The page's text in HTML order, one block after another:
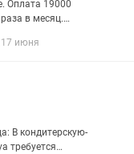
в месяц.
17 июня
требуется